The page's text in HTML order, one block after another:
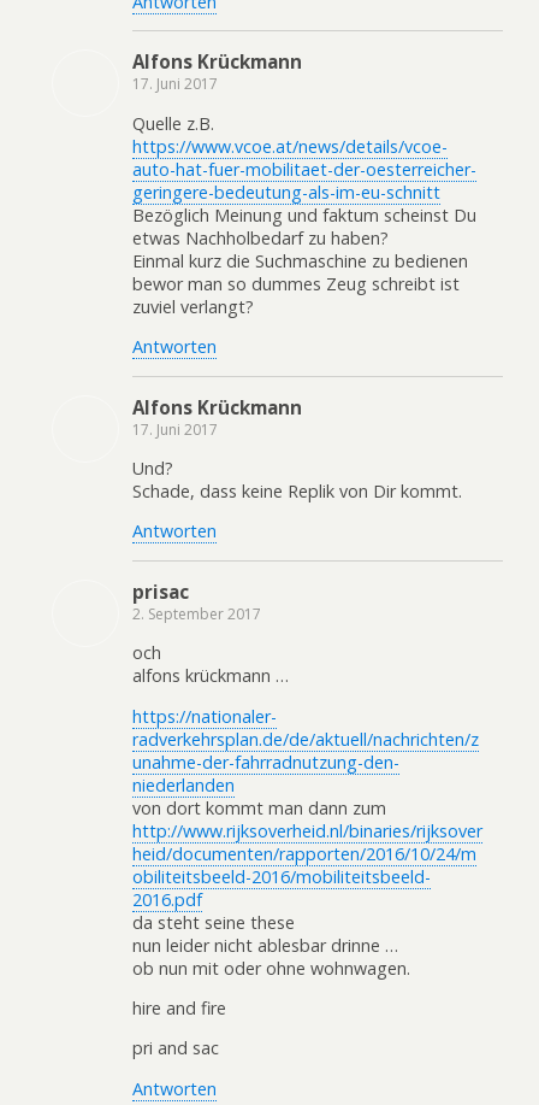
Alfons Krückmann
17. Juni 2017
Quelle z.B.
https://www.vcoe.at/news/details/vcoe-
auto-hat-fuer-mobilitaet-der-oesterreicher-
geringere-bedeutung-als-im-eu-schnitt
Bezöglich Meinung und faktum scheinst Du
etwas Nachholbedarf zu haben?
Einmal kurz die Suchmaschine zu bedienen
bewor man so dummes Zeug schreibt ist
zuviel verlangt?
Antworten
Alfons Krückmann
17. Juni 2017
Und?
Schade, dass keine Replik von Dir kommt.
Antworten
prisac
2. September 2017
och
alfons krückmann …
https://nationaler-
radverkehrsplan.de/de/aktuell/nachrichten/z
unahme-der-fahrradnutzung-den-
niederlanden
von dort kommt man dann zum
http://www.rijksoverheid.nl/binaries/rijksover
heid/documenten/rapporten/2016/10/24/m
obiliteitsbeeld-2016/mobiliteitsbeeld-
2016.pdf
da steht seine these
nun leider nicht ablesbar drinne …
ob nun mit oder ohne wohnwagen.
hire and fire
pri and sac
Antworten